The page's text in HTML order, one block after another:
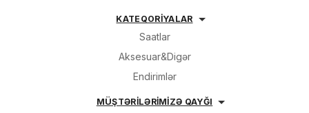
KATEQORİYALAR
Saatlar
Aksesuar&Digər
Endirimlər
MÜŞTƏRİLƏRİMİZƏ QAYĞI